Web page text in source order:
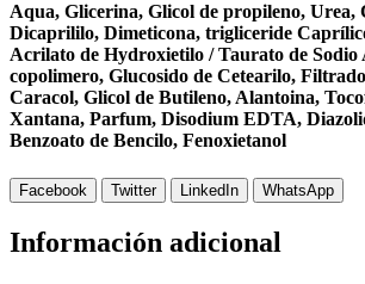
Aqua, Glicerina, Glicol de propileno, Urea,
Dicaprililo, Dimeticona, trigliceride
Acrilato de Hydroxietilo / Taurato de
copolimero, Glucosido de Cetearilo,
Caracol, Glicol de Butileno, Alantoina,
Xantana, Parfum, Disodium EDTA,
Benzoato de Bencilo, Fenoxietanol
Facebook Twitter LinkedIn WhatsApp
Información adicional